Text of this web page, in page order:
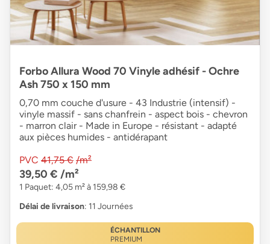
Forbo Allura Wood 70 Vinyle adhésif - Ochre
Ash 750 x 150 mm
0,70 mm couche d'usure - 43 Industrie (intensif) -
vinyle massif - sans chanfrein - aspect bois - chevron
- marron clair - Made in Europe - résistant - adapté
aux pièces humides - antidérapant
PVC 41,75 € /m²
39,50 € /m²
1 Paquet: 4,05 m² à 159,98 €
Délai de livraison: 11 Journées
ÉCHANTILLON
PREMIUM